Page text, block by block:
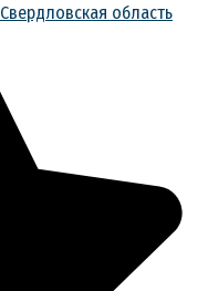
Свердловская область